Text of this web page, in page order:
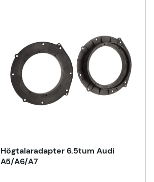
Högtalaradapter 6.5tum Audi
A5/A6/A7